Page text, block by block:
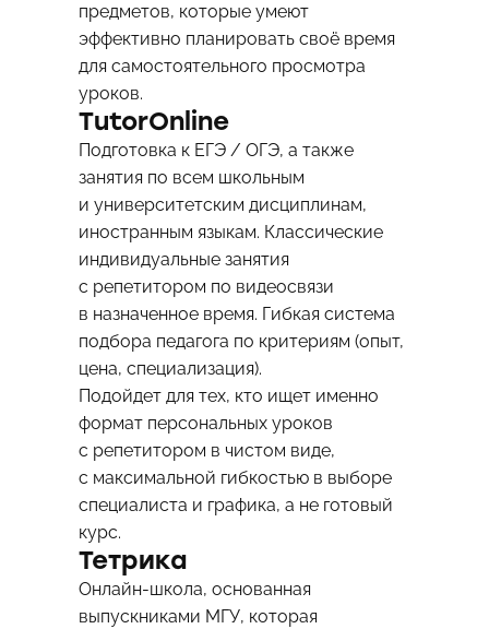
предметов, которые умеют
эффективно планировать своё время
для самостоятельного просмотра
уроков.
TutorOnline
Подготовка к ЕГЭ / ОГЭ, а также
занятия по всем школьным
и университетским дисциплинам,
иностранным языкам. Классические
индивидуальные занятия
с репетитором по видеосвязи
в назначенное время. Гибкая система
подбора педагога по критериям (опыт,
цена, специализация).
Подойдет для тех, кто ищет именно
формат персональных уроков
с репетитором в чистом виде,
с максимальной гибкостью в выборе
специалиста и графика, а не готовый
курс.
Тетрика
Онлайн-школа, основанная
выпускниками МГУ, которая